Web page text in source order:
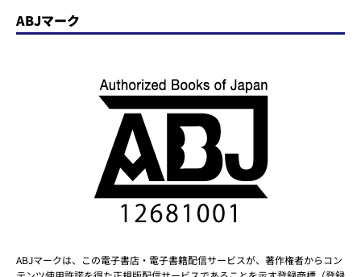
ABJマーク
ABJマークは、この電子書店・電子書籍配信サービスが、著作権者からコン